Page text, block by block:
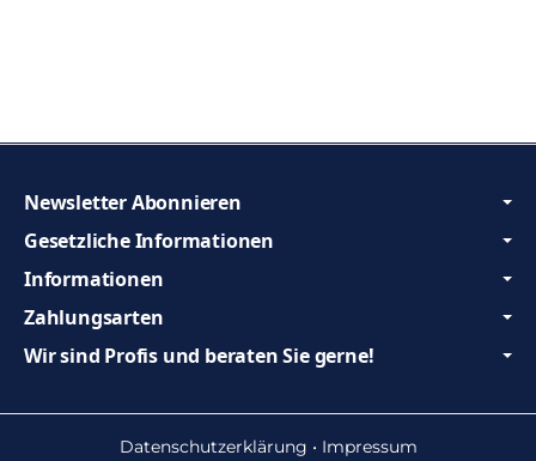
Gesetzliche Informationen
Informationen
Zahlungsarten
Wir sind Profis und beraten Sie gerne!
Newsletter Abonnieren
Datenschutzerklärung • Impressum